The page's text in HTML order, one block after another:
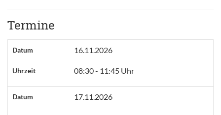
Termine
Datum 16.11.2026
Uhrzeit 08:30 - 11:45 Uhr
Datum 17.11.2026